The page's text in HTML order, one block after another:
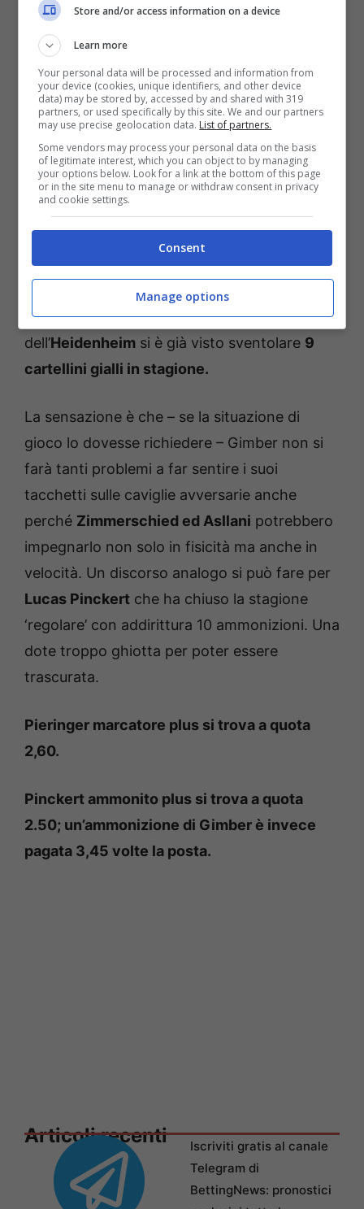
escludere.
L’andata di uno spareggio salvezza – si sa – è
spesso caratterizzata da tanta tensione e da
non pochi contatti al limite. Il rischio che si
creino le premesse per un match spezzettato
e caratterizzato da molte interruzioni di gioco
è concreto. Ecco perché il discorso
riguardante i possibili ammoniti non può
dei padroni di casa, ad esempio, occhio
Gimber: difensore roccioso e
spesso fuori tempo, il centrale
dell’Heidenheim si è già visto sventolare 9
cartellini gialli in stagione.
La sensazione è che – se la situazione di
gioco lo dovesse richiedere – Gimber non si
farà tanti problemi a far sentire i suoi
tacchetti sulle caviglie avversarie anche
perché Zimmerschied ed Asllani potrebbero
impegnarlo non solo in fisicità ma anche in
velocità. Un discorso analogo si può fare per
Lucas Pinckert che ha chiuso la stagione
‘regolare’ con addirittura 10 ammonizioni. Una
dote troppo ghiotta per poter essere
trascurata.
Pieringer marcatore plus si trova a quota
2,60.
Pinckert ammonito plus si trova a quota
2.50; un’ammonizione di Gimber è invece
pagata 3,45 volte la posta.
Articoli recenti
Iscriviti gratis al canale
Telegram di
BettingNews: pronostici
Store and/or access information on a device
Learn more
Your personal data will be processed and information from
your device (cookies, unique identifiers, and other device
data) may be stored by, accessed by and shared with 319
partners, or used specifically by this site. We and our partners
may use precise geolocation data. List of partners.
Some vendors may process your personal data on the basis
of legitimate interest, which you can object to by managing
your options below. Look for a link at the bottom of this page
or in the site menu to manage or withdraw consent in privacy
and cookie settings.
Consent
Manage options